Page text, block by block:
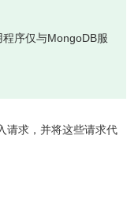
序仅与MongoDB服
请求，并将这些请求代